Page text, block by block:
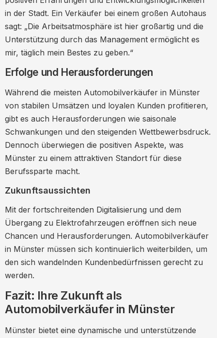
in der Stadt. Ein Verkäufer bei einem großen Autohaus
sagt: „Die Arbeitsatmosphäre ist hier großartig und die
Unterstützung durch das Management ermöglicht es
mir, täglich mein Bestes zu geben.“
Erfolge und Herausforderungen
Während die meisten Automobilverkäufer in Münster
von stabilen Umsätzen und loyalen Kunden profitieren,
gibt es auch Herausforderungen wie saisonale
Schwankungen und den steigenden Wettbewerbsdruck.
Dennoch überwiegen die positiven Aspekte, was
Münster zu einem attraktiven Standort für diese
Berufssparte macht.
Zukunftsaussichten
Mit der fortschreitenden Digitalisierung und dem
Übergang zu Elektrofahrzeugen eröffnen sich neue
Chancen und Herausforderungen. Automobilverkäufer
in Münster müssen sich kontinuierlich weiterbilden, um
den sich wandelnden Kundenbedürfnissen gerecht zu
werden.
Fazit: Ihre Zukunft als
Automobilverkäufer in Münster
Münster bietet eine dynamische und unterstützende